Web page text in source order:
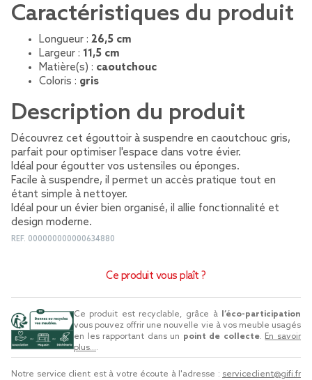
Caractéristiques du produit
Longueur : 26,5 cm
Largeur : 11,5 cm
Matière(s) : caoutchouc
Coloris : gris
Description du produit
Découvrez cet égouttoir à suspendre en caoutchouc gris,
parfait pour optimiser l'espace dans votre évier.
Idéal pour égoutter vos ustensiles ou éponges.
Facile à suspendre, il permet un accès pratique tout en
étant simple à nettoyer.
Idéal pour un évier bien organisé, il allie fonctionnalité et
design moderne.
REF. 000000000000634880
Ce produit vous plaît ?
Ce produit est recyclable, grâce à
l’éco-participation
vous pouvez offrir une nouvelle vie à vos meuble usagés
en les rapportant dans un point de collecte. En savoir
plus....
Notre service client est à votre écoute à l'adresse : serviceclient@gifi.fr